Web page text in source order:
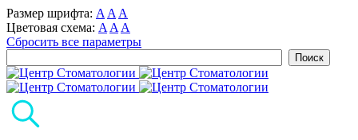
Размер шрифта: A A A
Цветовая схема: A A A
Сбросить все параметры